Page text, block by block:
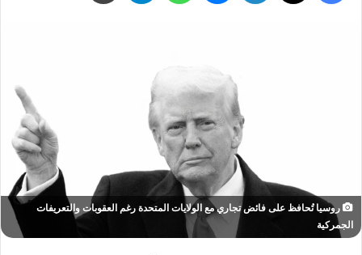
روسيا تُحافظ على فائض تجاري مع الولايات المتحدة رغم العقوبات والتعريفات
الجمركية